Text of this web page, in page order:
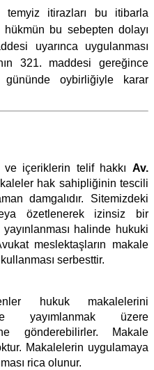
temyiz itirazları bu itibarla
bu sebepten dolayı
uyarınca uygulanması
321. maddesi gereğince
gününde oybirliğiyle karar
içeriklerin telif hakkı Av.
hak sahipliğinin tescili
damgalıdır. Sitemizdeki
özetlenerek izinsiz bir
halinde hukuki
meslektaşların makale
serbesttir.
hukuk makalelerini
yayımlanmak üzere
gönderebilirler. Makale
Makalelerin uygulamaya
rica olunur.